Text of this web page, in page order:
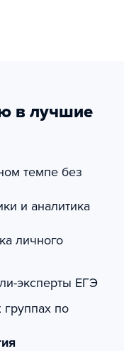
в лучшие
темпе без
и аналитика
личного
эксперты ЕГЭ
по